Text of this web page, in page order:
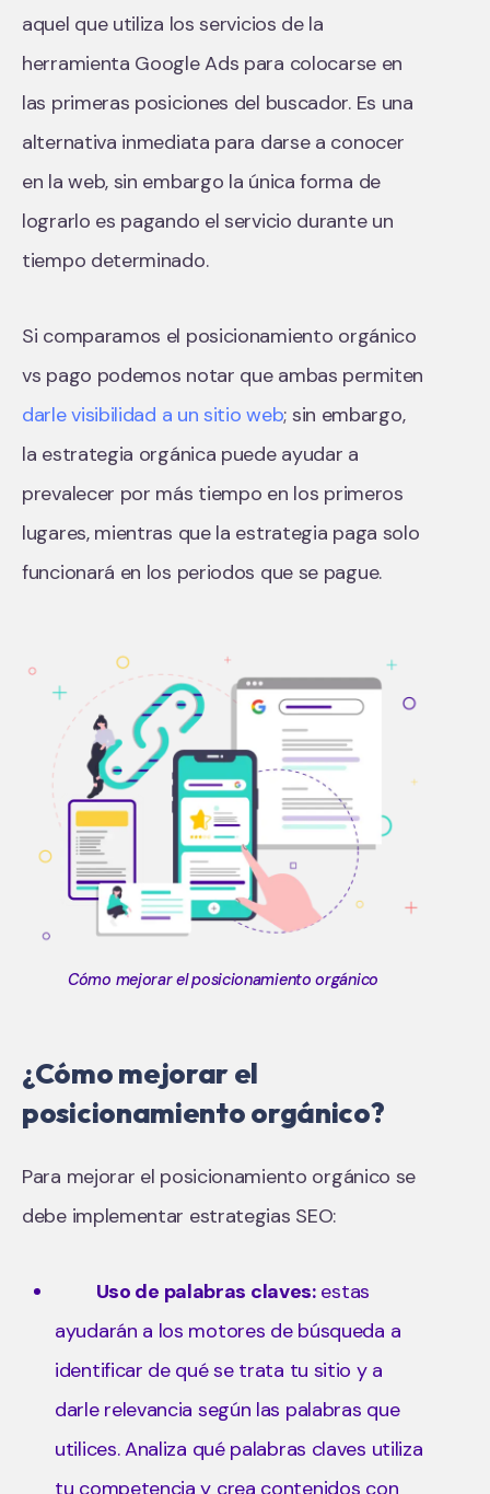
aquel que utiliza los servicios de la
herramienta Google Ads para colocarse en
las primeras posiciones del buscador. Es una
alternativa inmediata para darse a conocer
en la web, sin embargo la única forma de
lograrlo es pagando el servicio durante un
tiempo determinado.
Si comparamos el posicionamiento orgánico
vs pago podemos notar que ambas permiten
darle visibilidad a un sitio web; sin embargo,
la estrategia orgánica puede ayudar a
prevalecer por más tiempo en los primeros
lugares, mientras que la estrategia paga solo
funcionará en los periodos que se pague.
Cómo mejorar el posicionamiento orgánico
¿Cómo mejorar el
posicionamiento orgánico?
Para mejorar el posicionamiento orgánico se
debe implementar estrategias SEO:
Uso de palabras claves:estas
ayudarán a los motores de búsqueda a
identificar de qué se trata tu sitio y a
darle relevancia según las palabras que
utilices. Analiza qué palabras claves utiliza
tu competencia y crea contenidos con